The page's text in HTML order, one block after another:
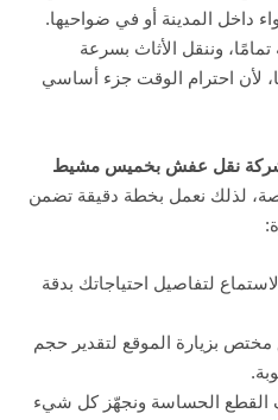
داخل المدينة أو في ضواحيها.
وننقل الأثاث بسرعة
لأن احترام الوقت جزء أساسي
نقل عفش بخميس مشيط
لذلك نعمل بخطة دقيقة تضمن
لتفاصيل احتياجاتك بدقة
بزيارة الموقع لتقدير حجم
القطع الحساسة ونجهّز كل شيء